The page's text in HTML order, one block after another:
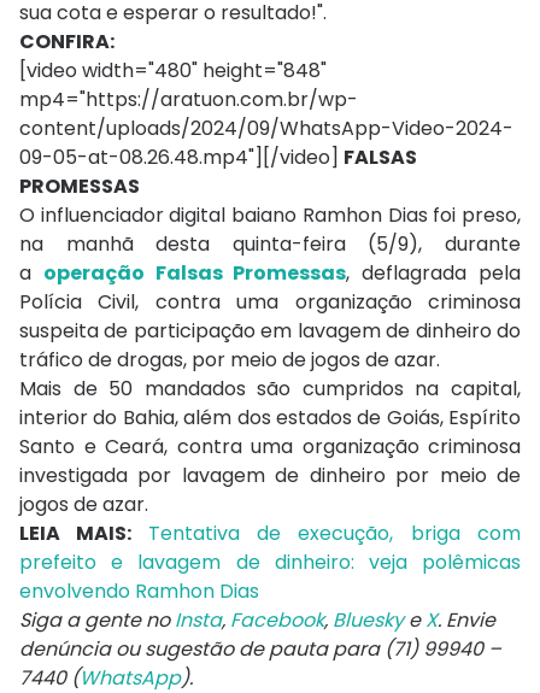
sua cota e esperar o resultado!".
CONFIRA:
[video width="480" height="848"
mp4="https://aratuon.com.br/wp-
content/uploads/2024/09/WhatsApp-Video-2024-
09-05-at-08.26.48.mp4"][/video] FALSAS
PROMESSAS
O influenciador digital baiano Ramhon Dias foi preso,
na manhã desta quinta-feira (5/9), durante
a operação Falsas Promessas, deflagrada pela
Polícia Civil, contra uma organização criminosa
suspeita de participação em lavagem de dinheiro do
tráfico de drogas, por meio de jogos de azar.
Mais de 50 mandados são cumpridos na capital,
interior do Bahia, além dos estados de Goiás, Espírito
Santo e Ceará, contra uma organização criminosa
investigada por lavagem de dinheiro por meio de
jogos de azar.
LEIA MAIS: Tentativa de execução, briga com
prefeito e lavagem de dinheiro: veja polêmicas
envolvendo Ramhon Dias
Siga a gente noInsta, Facebook, BlueskyeX. Envie
denúncia ou sugestão de pauta para (71) 99940 –
7440 (WhatsApp).